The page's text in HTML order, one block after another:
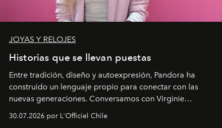
JOYAS Y RELOJES
Historias que se llevan puestas
Entre tradición, diseño y autoexpresión, Pandora ha
construido un lenguaje propio para conectar con las
nuevas generaciones. Conversamos con Virginie
Dubray, la responsable de marketing para
Latinoamérica, sobre identidad, cultura y el valor
30.07.2026 por L'Officiel Chile